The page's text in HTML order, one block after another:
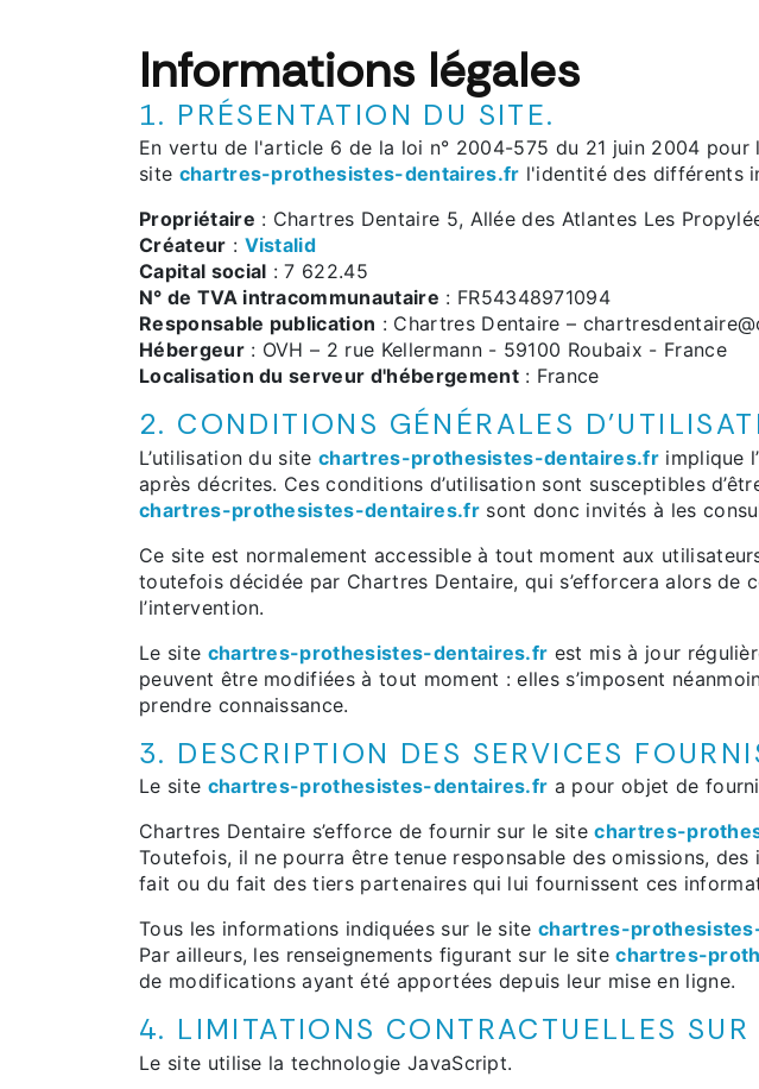
Informations légales
1. PRÉSENTATION DU SITE.
En vertu de l'article 6 de la loi n° 2004-575 du 21 juin 2004
site chartres-prothesistes-dentaires.fr l'identité des différents
Propriétaire : Chartres Dentaire 5, Allée des Atlantes Les
Créateur : Vistalid
Capital social : 7 622.45
N° de TVA intracommunautaire : FR54348971094
Responsable publication : Chartres Dentaire –
Hébergeur: OVH – 2 rue Kellermann - 59100 Roubaix - France
Localisation du serveur d'hébergement: France
2. CONDITIONS GÉNÉRALES
L’utilisation du sitechartres-prothesistes-dentaires.frimplique
après décrites. Ces conditions d’utilisation sont susceptibles
chartres-prothesistes-dentaires.frsont donc invités à les
Ce site est normalement accessible à tout moment aux
toutefois décidée par Chartres Dentaire, qui s’efforcera alors de
l’intervention.
Le site chartres-prothesistes-dentaires.fr est mis à jour
peuvent être modifiées à tout moment : elles s’imposent
prendre connaissance.
3. DESCRIPTION DES SERVICES
Le site chartres-prothesistes-dentaires.fr a pour objet de
Chartres Dentaire s’efforce de fournir sur le sitechartres-
Toutefois, il ne pourra être tenue responsable des omissions,
fait ou du fait des tiers partenaires qui lui fournissent ces
Tous les informations indiquées sur le sitechartres-
Par ailleurs, les renseignements figurant sur le sitechartres-
de modifications ayant été apportées depuis leur mise en ligne.
4. LIMITATIONS CONTRACTUELLES
Le site utilise la technologie JavaScript.